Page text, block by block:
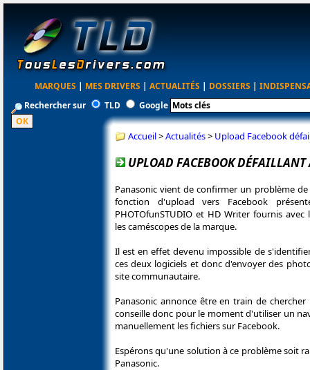
MARQUES | MES DRIVERS | ACTUALITÉS | DOSSIERS |
Rechercher sur
TLD Google
Accueil>Actualités> Upload Facebook
UPLOAD FACEBOOK
Panasonic vient de confirmer un problème
fonction d'upload vers Facebook
PHOTOfunSTUDIO et HD Writer fournis
les caméscopes de la marque.
Il est en effet devenu impossible de
ces deux logiciels et donc d'envoyer des
site communautaire.
Panasonic annonce être en train de
conseille donc pour le moment d'utiliser un
manuellement les fichiers sur Facebook.
Espérons qu'une solution à ce problème soit
Panasonic.